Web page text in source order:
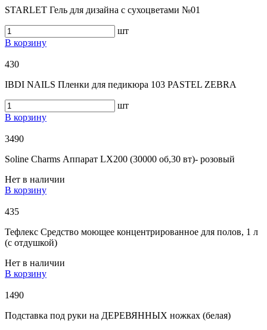
STARLET Гель для дизайна с сухоцветами №01
шт
В корзину
430
IBDI NAILS Пленки для педикюра 103 PASTEL ZEBRA
шт
В корзину
3490
Soline Charms Аппарат LX200 (30000 об,30 вт)- розовый
Нет в наличии
В корзину
435
Тефлекс Средство моющее концентрированное для полов, 1 л
(с отдушкой)
Нет в наличии
В корзину
1490
Подставка под руки на ДЕРЕВЯННЫХ ножках (белая)